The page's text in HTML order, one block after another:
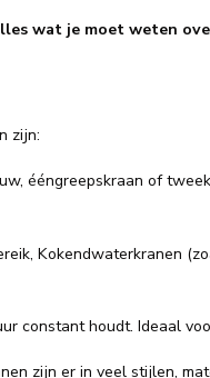
wat je moet weten
zijn:
ééngreepskraan of
Kokendwaterkranen
constant houdt. Ideaal
zijn er in veel stijlen,